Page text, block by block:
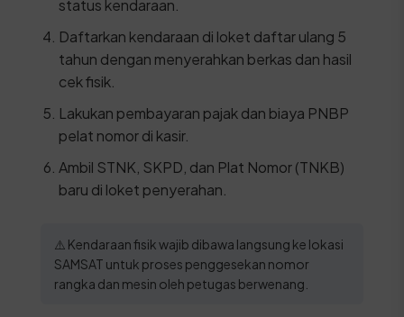
status kendaraan.
Daftarkan kendaraan di loket daftar ulang 5
tahun dengan menyerahkan berkas dan hasil
cek fisik.
Lakukan pembayaran pajak dan biaya PNBP
pelat nomor di kasir.
Ambil STNK, SKPD, dan Plat Nomor (TNKB)
baru di loket penyerahan.
⚠️ Kendaraan fisik wajib dibawa langsung ke lokasi
SAMSAT untuk proses penggesekan nomor
rangka dan mesin oleh petugas berwenang.